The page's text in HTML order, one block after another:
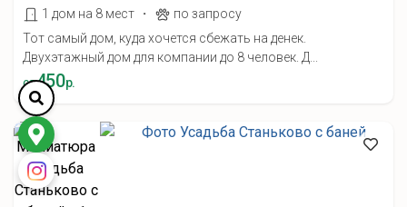
1 дом на 8 мест
·
по запросу
Тот самый дом, куда хочется сбежать на денек.
Двухэтажный дом для компании до 8 человек. Д...
от450р.